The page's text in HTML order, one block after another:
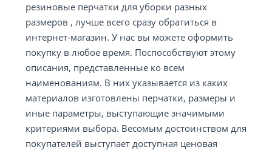
резиновые перчатки для уборки разных
размеров , лучше всего сразу обратиться в
интернет-магазин. У нас вы можете оформить
покупку в любое время. Поспособствуют этому
описания, представленные ко всем
наименованиям. В них указывается из каких
материалов изготовлены перчатки, размеры и
иные параметры, выступающие значимыми
критериями выбора. Весомым достоинством для
покупателей выступает доступная ценовая